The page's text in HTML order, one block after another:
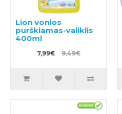
Lion vonios
purškiamas-valiklis
400ml
7,99€ 9,49€